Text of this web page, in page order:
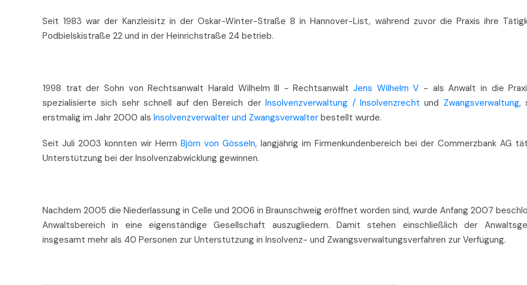
Seit 1983 war der Kanzleisitz in der Oskar-Winter-Straße 8 in Hannover-List, während zuvor die Praxis ihre
Podbielskistraße 22 und in der Heinrichstraße 24 betrieb.
1998 trat der Sohn von Rechtsanwalt Harald Wilhelm III - RechtsanwaltJens Wilhelm V - als Anwalt in die
spezialisierte sich sehr schnell auf den Bereich derInsolvenzverwaltung / Insolvenzrecht und Zwangsverwaltung,
erstmalig im Jahr 2000 als Insolvenzverwalter und Zwangsverwalter bestellt wurde.
Seit Juli 2003 konnten wir HerrnBjörn von Gösseln, langjährig im Firmenkundenbereich bei der Commerzbank AG
Unterstützung bei der Insolvenzabwicklung gewinnen.
Nachdem 2005 die Niederlassung in Celle und 2006 in Braunschweig eröffnet worden sind, wurde Anfang 2007
Anwaltsbereich in eine eigenständige Gesellschaft auszugliedern. Damit stehen einschließlich der
insgesamt mehr als 40 Personen zur Unterstützung in Insolvenz- und Zwangsverwaltungsverfahren zur Verfügung.